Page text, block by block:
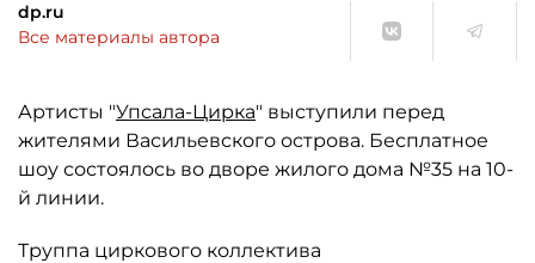
dp.ru
Все материалы автора
Артисты "Упсала-Цирка" выступили перед
жителями Васильевского острова. Бесплатное
шоу состоялось во дворе жилого дома №35 на 10-
й линии.
Труппа циркового коллектива